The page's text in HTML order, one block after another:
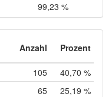
99,23 %
Anzahl Prozent
105
40,70 %
65
25,19 %